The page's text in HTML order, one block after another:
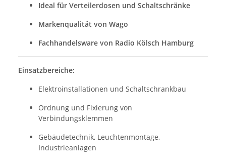
Ideal für Verteilerdosen und Schaltschränke
Markenqualität von Wago
Fachhandelsware von Radio Kölsch Hamburg
Einsatzbereiche:
Elektroinstallationen und Schaltschrankbau
Ordnung und Fixierung von
Verbindungsklemmen
Gebäudetechnik, Leuchtenmontage,
Industrieanlagen